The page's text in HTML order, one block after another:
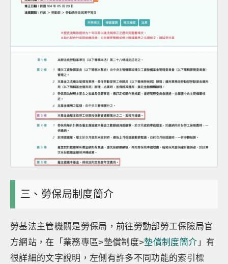
三、勞保局制度簡介
勞基法主管機關是勞保局，前往勞動部勞工保險局官
方網站，在「業務專區>墊償制度>墊償制度簡介 」有
很詳細的文字說明，左側有許多不同功能的索引標